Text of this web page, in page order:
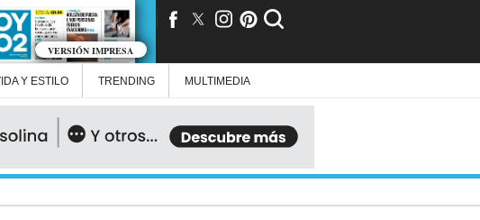
VERSIÓN IMPRESA
Y ESTILO TRENDING MULTIMEDIA